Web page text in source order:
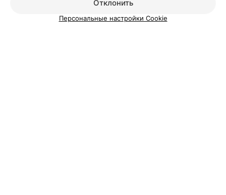
Медицинский маркетинг
Публичный договор
Пользовательское соглашение
Способы оплаты
Отклонить
Персональные настройки Cookie